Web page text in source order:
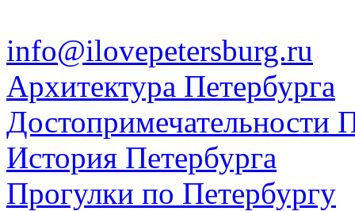
info@ilovepetersburg.ru
Архитектура Петербурга
Достопримечательности
История Петербурга
Прогулки по Петербургу